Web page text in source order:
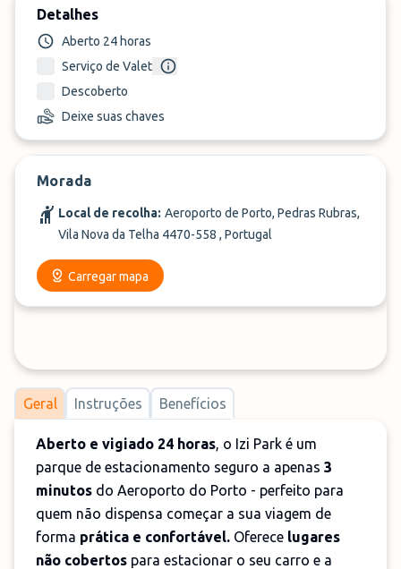
Detalhes
Aberto 24 horas
Serviço de Valet
Descoberto
Deixe suas chaves
Morada
Local de recolha: Aeroporto de Porto, Pedras Rubras,
Vila Nova da Telha 4470-558 , Portugal
Carregar mapa
Geral Instruções Benefícios
Aberto e vigiado 24 horas, o Izi Park é um
parque de estacionamento seguro a apenas 3
minutos do Aeroporto do Porto - perfeito para
quem não dispensa começar a sua viagem de
forma prática e confortável. Oferece lugares
não cobertos para estacionar o seu carro e a